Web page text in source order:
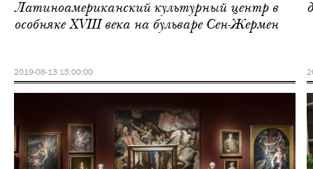
Латиноамериканский культурный центр в
особняке XVIII века на бульваре Сен-Жермен
2019-08-13 15:00:00